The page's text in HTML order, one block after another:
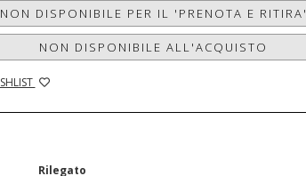
NON DISPONIBILE PER IL 'PRENOTA E RITIRA'
NON DISPONIBILE ALL'ACQUISTO
Rilegato